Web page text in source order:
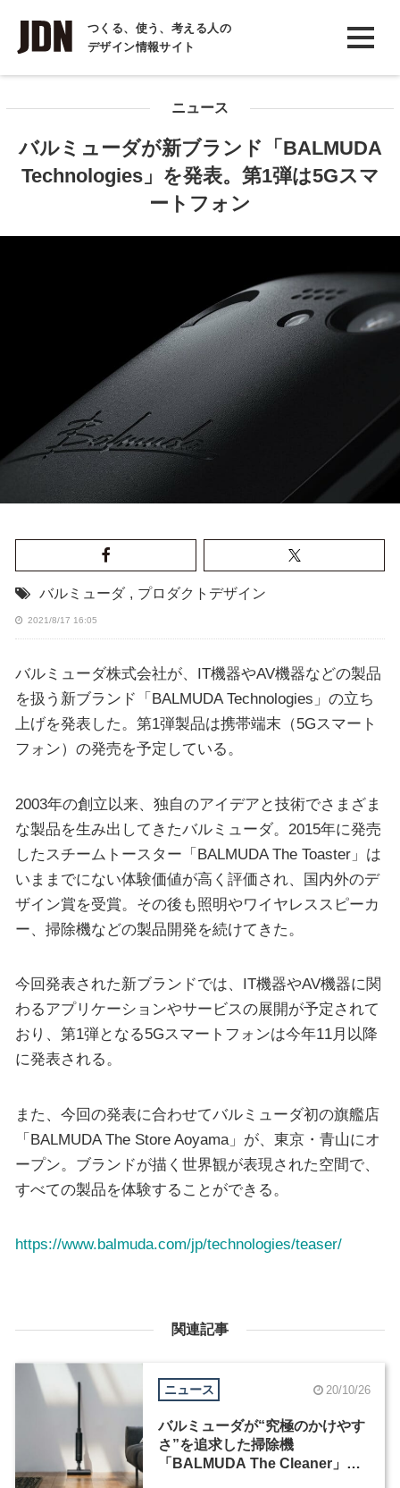
つくる、使う、考える人の
デザイン情報サイト
INTERVIEW
インタビュー
COLUMN
ニュース
バルミューダが新ブランド「BALMUDA
Technologies」を発表。第1弾は5Gスマ
ートフォン
バルミューダ , プロダクトデザイン
2021/8/17 16:05
バルミューダ株式会社が、IT機器やAV機器などの製品
を扱う新ブランド「BALMUDA Technologies」の立ち
上げを発表した。第1弾製品は携帯端末（5Gスマート
フォン）の発売を予定している。
2003年の創立以来、独自のアイデアと技術でさまざま
な製品を生み出してきたバルミューダ。2015年に発売
したスチームトースター「BALMUDA The Toaster」は
いままでにない体験価値が高く評価され、国内外のデ
ザイン賞を受賞。その後も照明やワイヤレススピーカ
ー、掃除機などの製品開発を続けてきた。
今回発表された新ブランドでは、IT機器やAV機器に関
わるアプリケーションやサービスの展開が予定されて
おり、第1弾となる5Gスマートフォンは今年11月以降
に発表される。
また、今回の発表に合わせてバルミューダ初の旗艦店
「BALMUDA The Store Aoyama」が、東京・青山にオ
ープン。ブランドが描く世界観が表現された空間で、
すべての製品を体験することができる。
https://www.balmuda.com/jp/technologies/teaser/
関連記事
ニュース 20/10/26
バルミューダが“究極のかけやす
さ”を追求した掃除機
「BALMUDA The Cleaner」を